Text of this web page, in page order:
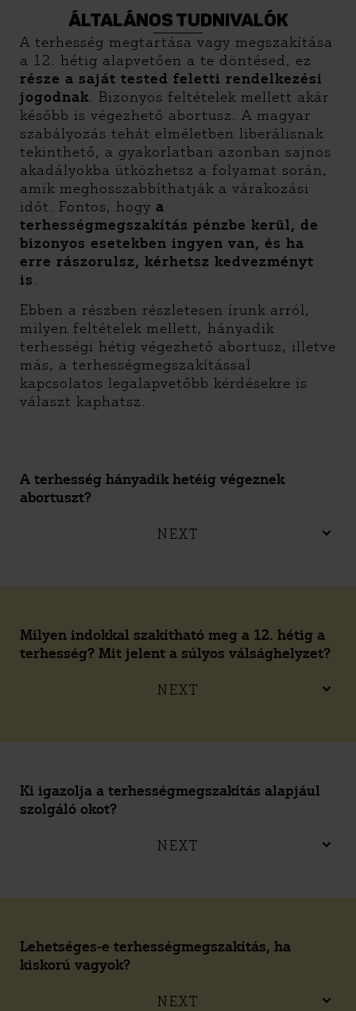
ÁLTALÁNOS TUDNIVALÓK
A terhesség megtartása vagy megszakítása
a 12. hétig alapvetően a te döntésed, ez
része a saját tested feletti rendelkezési
jogodnak. Bizonyos feltételek mellett akár
később is végezhető abortusz. A magyar
szabályozás tehát elméletben liberálisnak
tekinthető, a gyakorlatban azonban sajnos
akadályokba ütközhetsz a folyamat során,
amik meghosszabbíthatják a várakozási
időt. Fontos, hogy a
terhességmegszakítás pénzbe kerül, de
bizonyos esetekben ingyen van, és ha
erre rászorulsz, kérhetsz kedvezményt
is.
Ebben a részben részletesen írunk arról,
milyen feltételek mellett, hányadik
terhességi hétig végezhető abortusz, illetve
más, a terhességmegszakítással
kapcsolatos legalapvetőbb kérdésekre is
választ kaphatsz.
A terhesség hányadik hetéig végeznek
abortuszt?
NEXT
Milyen indokkal szakítható meg a 12. hétig a
terhesség? Mit jelent a súlyos válsághelyzet?
NEXT
Ki igazolja a terhességmegszakítás alapjául
szolgáló okot?
NEXT
Lehetséges-e terhességmegszakítás, ha
kiskorú vagyok?
NEXT